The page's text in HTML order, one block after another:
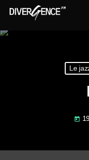
Le
today